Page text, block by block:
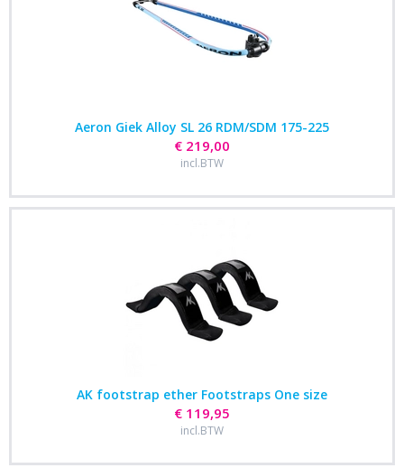
Aeron Giek Alloy SL 26 RDM/SDM 175-225
€ 219,00
incl.BTW
AK footstrap ether Footstraps One size
€ 119,95
incl.BTW